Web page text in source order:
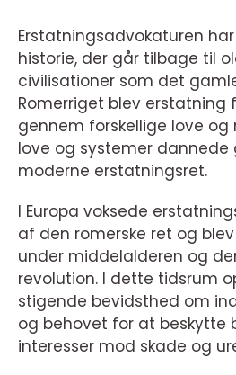
Erstatningsadvokaturen
historie, der går tilbage til
civilisationer som det
Romerriget blev erstatning
gennem forskellige love og
love og systemer
moderne erstatningsret.
I Europa voksede
af den romerske ret og
under middelalderen og
revolution. I dette tidsrum
stigende bevidsthed om
og behovet for at beskytte
interesser mod skade og